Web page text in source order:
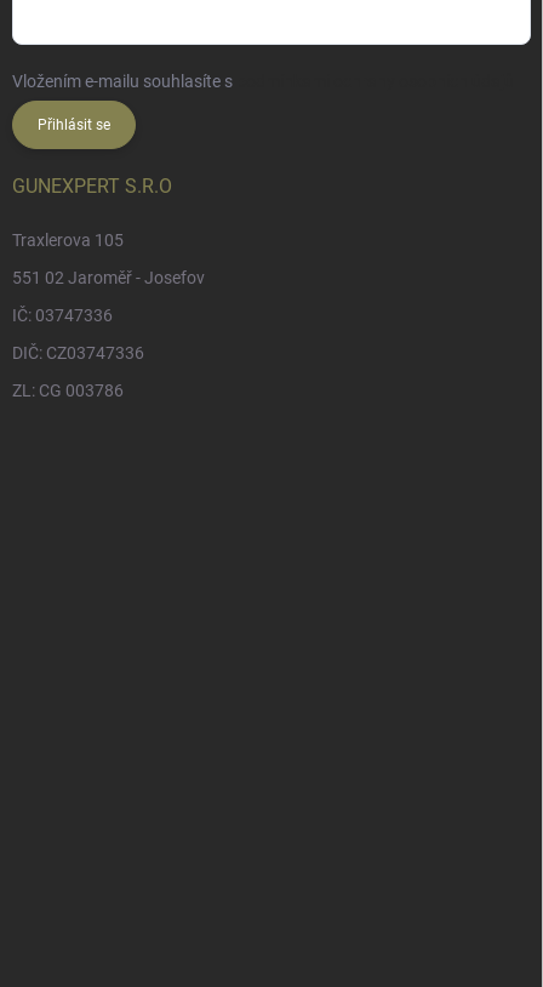
Vložením e-mailu souhlasíte s
Přihlásit se
GUNEXPERT S.R.O
Traxlerova 105
551 02 Jaroměř - Josefov
IČ: 03747336
DIČ: CZ03747336
ZL: CG 003786